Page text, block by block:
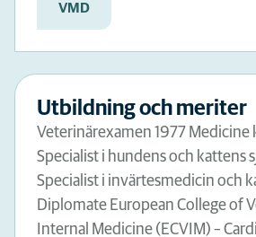
VMD
Utbildning och meriter
Veterinärexamen 1977 Medicine
Specialist i hundens och kattens
Specialist i invärtesmedicin och
Diplomate European College of
Internal Medicine (ECVIM) –